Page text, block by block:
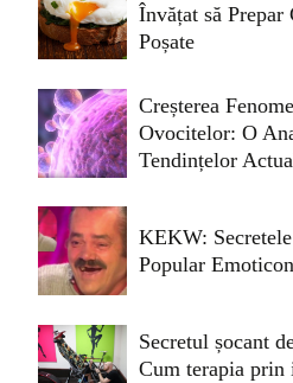
Învățat să Prepar
Poșate
Creșterea
Ovocitelor: O
Tendințelor
KEKW:
Popular
Secretul șocant
Cum terapia prin